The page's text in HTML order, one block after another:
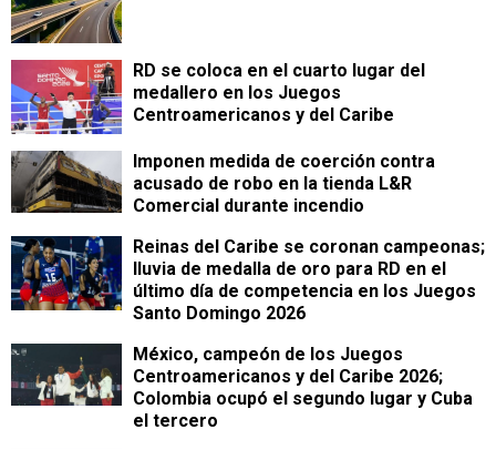
RD se coloca en el cuarto lugar del
medallero en los Juegos
Centroamericanos y del Caribe
Imponen medida de coerción contra
acusado de robo en la tienda L&R
Comercial durante incendio
Reinas del Caribe se coronan campeonas;
lluvia de medalla de oro para RD en el
último día de competencia en los Juegos
Santo Domingo 2026
México, campeón de los Juegos
Centroamericanos y del Caribe 2026;
Colombia ocupó el segundo lugar y Cuba
el tercero